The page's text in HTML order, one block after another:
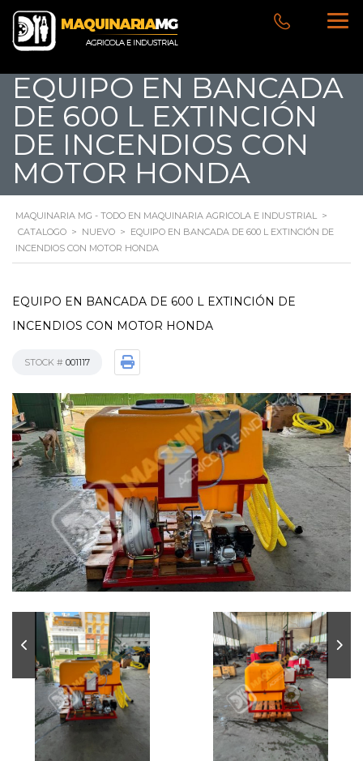
EQUIPO EN BANCADA
DE 600 L EXTINCIÓN
DE INCENDIOS CON
MOTOR HONDA
MAQUINARIA MG - TODO EN MAQUINARIA AGRICOLA E INDUSTRIAL >
CATALOGO > NUEVO > EQUIPO EN BANCADA DE 600 L EXTINCIÓN DE
INCENDIOS CON MOTOR HONDA
EQUIPO EN BANCADA DE 600 L EXTINCIÓN DE
INCENDIOS CON MOTOR HONDA
STOCK # 001117